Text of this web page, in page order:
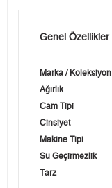
Genel Özellikler
Marka / Koleksiyon
Ağırlık
Cam Tipi
Cinsiyet
Makine Tipi
Su Geçirmezlik
Tarz